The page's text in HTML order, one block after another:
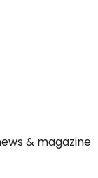
& magazine